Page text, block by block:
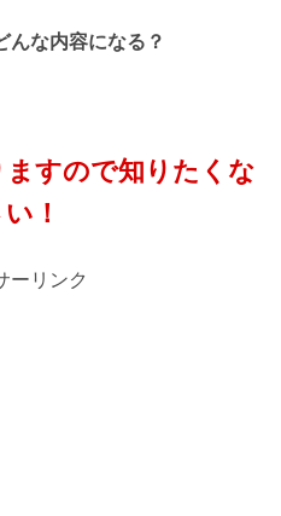
んな内容になる？
すので知りたくな
！
ーリンク